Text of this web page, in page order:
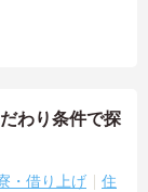
わり条件で探
・借り上げ
住